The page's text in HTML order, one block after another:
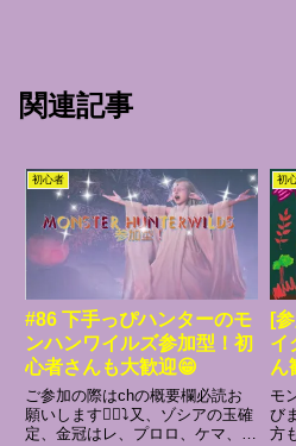
関連記事
初心者
#86 下手っぴハンターのモ
ンハンワイルズ参加型！初
心者さんも大歓迎😁
ご参加の際はchの概要欄必読お
願いします🙇‍♂️⤵️又、ゾシアの玉確
定、金冠はレ、プロロ、ケマ、グ
初
[
イ
ん
エ
モ
び
方